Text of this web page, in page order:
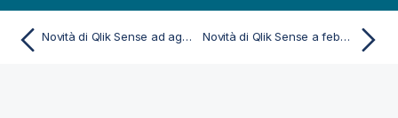
Novità di Qlik Sense ad agosto 2023 Novità di Qlik Sense a febbraio 2023